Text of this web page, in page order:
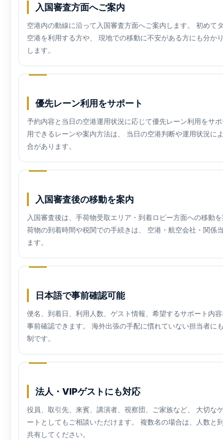
入国審査方面へご案内
空港内の動線に沿って入国審査方面へご案内します。 初めて
空港を利用する方や、 現地での移動に不安がある方にも分か
します。
優先レーン利用をサポート
予約内容と当日の空港運用状況に応じて優先レーン利用をサ
用できるレーンや案内方法は、 当日の空港判断や運用状況に
合があります。
入国審査後の移動を案内
入国審査後は、手荷物受取エリア・到着ロビー方面への移動
荷物の到着時間や税関での手続きは、 空港・航空会社・関係
ます。
日本語で事前確認可能
便名、到着日、利用人数、ゲスト情報、希望するサポート内
事前確認できます。 海外出張の手配に慣れていない担当者に
制です。
法人・VIPゲストにも対応
役員、取引先、来賓、講演者、視察団、ご家族など、 大切な
ートとしてもご相談いただけます。 複数名の場合は、人数と
共有してください。